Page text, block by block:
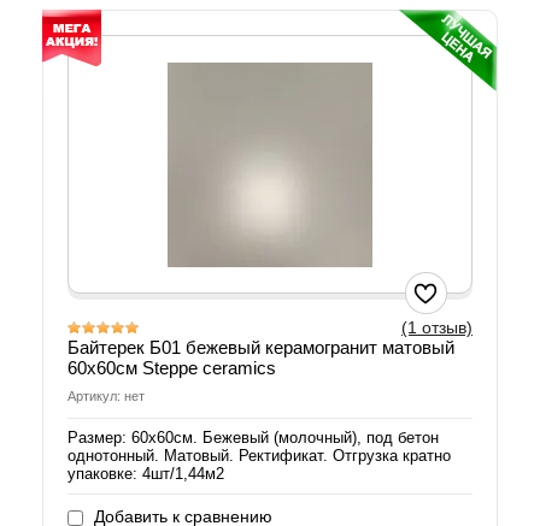
(1 отзыв)
Байтерек Б01 бежевый керамогранит матовый
60х60см Steppe ceramics
Артикул: нет
Размер: 60х60см. Бежевый (молочный), под бетон
однотонный. Матовый. Ректификат. Отгрузка кратно
упаковке: 4шт/1,44м2
Добавить к сравнению